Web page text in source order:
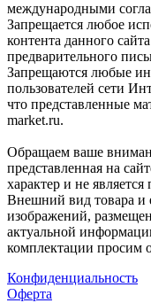
международными
Запрещается любое
контента данного
предварительного
Запрещаются любые
пользователей сети
что представленные
market.ru.
Обращаем ваше
представленная на
характер и не
Внешний вид товара и
изображений,
актуальной
комплектации просим
Конфиденциальность
Оферта